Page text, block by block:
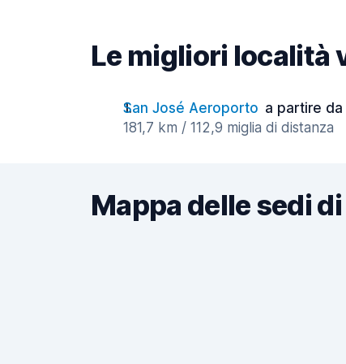
Le migliori località
San José Aeroporto a partire
181,7 km / 112,9 miglia di distanza
Mappa delle sedi